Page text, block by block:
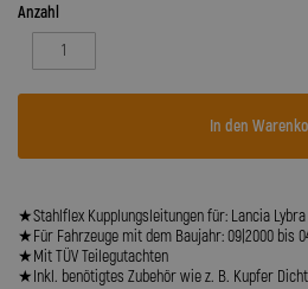
Anzahl
In den
★Stahlflex Kupplungsleitungen für: Lancia Lybra
★Für Fahrzeuge mit dem Baujahr: 09|2000 bis
★Mit TÜV Teilegutachten
★Inkl. benötigtes Zubehör wie z. B. Kupfer